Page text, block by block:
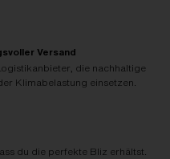
Versand
die nachhaltige
Klimabelastung einsetzen.
du die perfekte Bliz erhältst.